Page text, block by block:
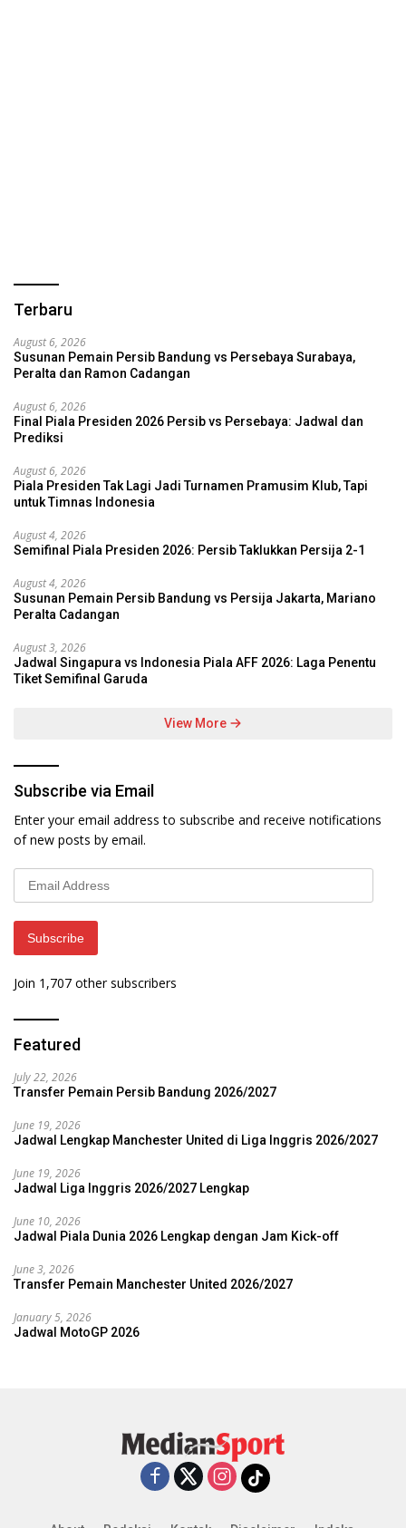
Terbaru
August 6, 2026
Susunan Pemain Persib Bandung vs Persebaya Surabaya,
Peralta dan Ramon Cadangan
August 6, 2026
Final Piala Presiden 2026 Persib vs Persebaya: Jadwal dan
Prediksi
August 6, 2026
Piala Presiden Tak Lagi Jadi Turnamen Pramusim Klub, Tapi
untuk Timnas Indonesia
August 4, 2026
Semifinal Piala Presiden 2026: Persib Taklukkan Persija 2-1
August 4, 2026
Susunan Pemain Persib Bandung vs Persija Jakarta, Mariano
Peralta Cadangan
August 3, 2026
Jadwal Singapura vs Indonesia Piala AFF 2026: Laga Penentu
Tiket Semifinal Garuda
View More
Subscribe via Email
Enter your email address to subscribe and receive notifications
of new posts by email.
Email
Address
Subscribe
Join 1,707 other subscribers
Featured
July 22, 2026
Transfer Pemain Persib Bandung 2026/2027
June 19, 2026
Jadwal Lengkap Manchester United di Liga Inggris 2026/2027
June 19, 2026
Jadwal Liga Inggris 2026/2027 Lengkap
June 10, 2026
Jadwal Piala Dunia 2026 Lengkap dengan Jam Kick-off
June 3, 2026
Transfer Pemain Manchester United 2026/2027
January 5, 2026
Jadwal MotoGP 2026